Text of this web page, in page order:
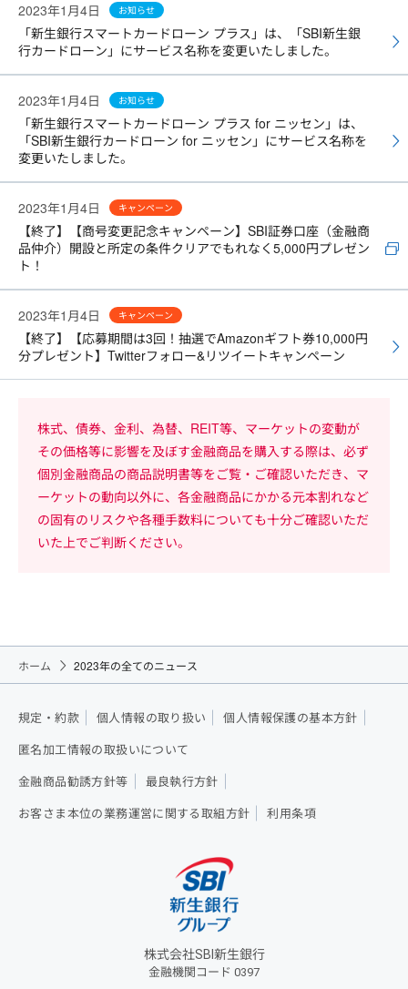
2023年1月4日 お知らせ
「新生銀行スマートカードローン プラス」は、「SBI新生銀
行カードローン」にサービス名称を変更いたしました。
2023年1月4日 お知らせ
「新生銀行スマートカードローン プラス for ニッセン」は、
「SBI新生銀行カードローン for ニッセン」にサービス名称を
変更いたしました。
2023年1月4日 キャンペーン
【終了】【商号変更記念キャンペーン】SBI証券口座（金融商
品仲介）開設と所定の条件クリアでもれなく5,000円プレゼン
ト！
2023年1月4日 キャンペーン
【終了】【応募期間は3回！抽選でAmazonギフト券10,000円
分プレゼント】Twitterフォロー&リツイートキャンペーン
株式、債券、金利、為替、REIT等、マーケットの変動が
その価格等に影響を及ぼす金融商品を購入する際は、必ず
個別金融商品の商品説明書等をご覧・ご確認いただき、マ
ーケットの動向以外に、各金融商品にかかる元本割れなど
の固有のリスクや各種手数料についても十分ご確認いただ
いた上でご判断ください。
ホーム 2023年の全てのニュース
規定・約款 個人情報の取り扱い 個人情報保護の基本方針
匿名加工情報の取扱いについて
金融商品勧誘方針等 最良執行方針
お客さま本位の業務運営に関する取組方針 利用条項
株式会社SBI新生銀行
金融機関コード 0397